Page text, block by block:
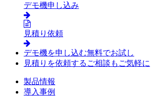
デモ機申し込み
見積り依頼
デモ機を申し込む無料でお試し
見積りを依頼する ご相談もご気軽に
製品情報
導入事例